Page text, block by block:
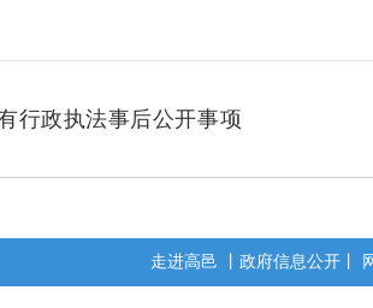
行政执法事后公开事项